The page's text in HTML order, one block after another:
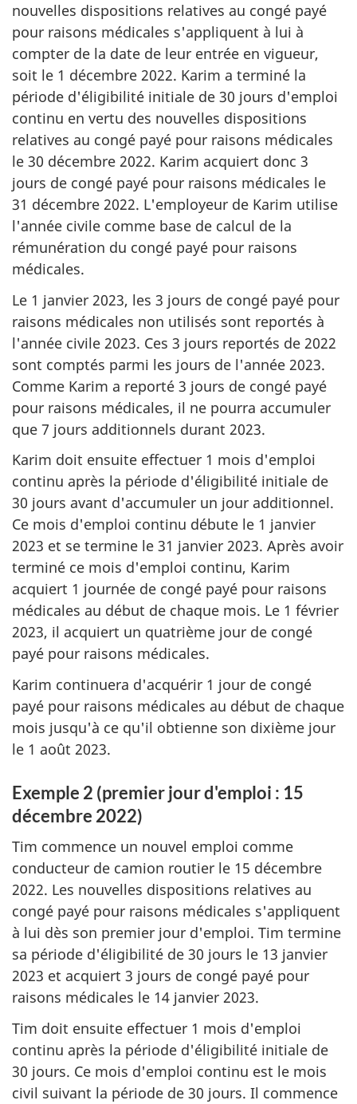
nouvelles dispositions relatives au congé payé
pour raisons médicales s'appliquent à lui à
compter de la date de leur entrée en vigueur,
soit le 1 décembre 2022. Karim a terminé la
période d'éligibilité initiale de 30 jours d'emploi
continu en vertu des nouvelles dispositions
relatives au congé payé pour raisons médicales
le 30 décembre 2022. Karim acquiert donc 3
jours de congé payé pour raisons médicales le
31 décembre 2022. L'employeur de Karim utilise
l'année civile comme base de calcul de la
rémunération du congé payé pour raisons
médicales.
Le 1 janvier 2023, les 3 jours de congé payé pour
raisons médicales non utilisés sont reportés à
l'année civile 2023. Ces 3 jours reportés de 2022
sont comptés parmi les jours de l'année 2023.
Comme Karim a reporté 3 jours de congé payé
pour raisons médicales, il ne pourra accumuler
que 7 jours additionnels durant 2023.
Karim doit ensuite effectuer 1 mois d'emploi
continu après la période d'éligibilité initiale de
30 jours avant d'accumuler un jour additionnel.
Ce mois d'emploi continu débute le 1 janvier
2023 et se termine le 31 janvier 2023. Après avoir
terminé ce mois d'emploi continu, Karim
acquiert 1 journée de congé payé pour raisons
médicales au début de chaque mois. Le 1 février
2023, il acquiert un quatrième jour de congé
payé pour raisons médicales.
Karim continuera d'acquérir 1 jour de congé
payé pour raisons médicales au début de chaque
mois jusqu'à ce qu'il obtienne son dixième jour
le 1 août 2023.
Exemple 2 (premier jour d'emploi : 15
décembre 2022)
Tim commence un nouvel emploi comme
conducteur de camion routier le 15 décembre
2022. Les nouvelles dispositions relatives au
congé payé pour raisons médicales s'appliquent
à lui dès son premier jour d'emploi. Tim termine
sa période d'éligibilité de 30 jours le 13 janvier
2023 et acquiert 3 jours de congé payé pour
raisons médicales le 14 janvier 2023.
Tim doit ensuite effectuer 1 mois d'emploi
continu après la période d'éligibilité initiale de
30 jours. Ce mois d'emploi continu est le mois
civil suivant la période de 30 jours. Il commence